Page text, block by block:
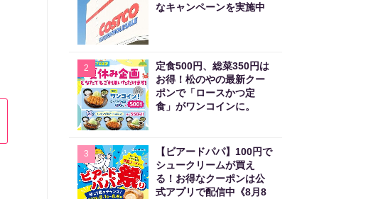
なキャンペーンを実施中
2
定食500円、総菜350円は
お得！松のやの最新クー
ポンで「ロースかつ定
食」がワンコインに。
3
【ビアードパパ】100円で
シュークリームが買え
る！お得なクーポンは公
式アプリで配信中《8月8